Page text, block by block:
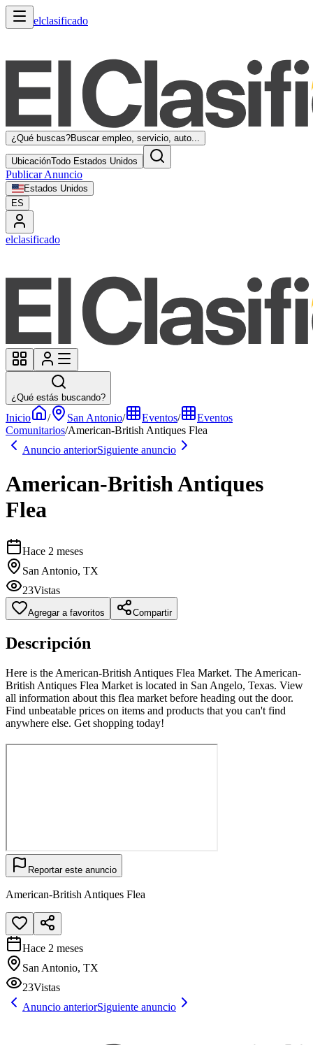
elclasificado
¿Qué buscas?Buscar empleo, servicio, auto...
UbicaciónTodo Estados Unidos
Publicar Anuncio
Estados Unidos
ES
elclasificado
¿Qué estás buscando?
Inicio / San Antonio/ Eventos/
Eventos
Comunitarios/American-British Antiques Flea
Anuncio anteriorSiguiente anuncio
American-British Antiques
Flea
Hace 2 meses
San Antonio, TX
23Vistas
Agregar a favoritos Compartir
Descripción
Here is the American-British Antiques Flea Market. The American-
British Antiques Flea Market is located in San Angelo, Texas. View
all information about this flea market before heading out the door.
Find unbeatable prices on items and products that you can't find
anywhere else. Get shopping today!
Reportar este anuncio
American-British Antiques Flea
Hace 2 meses
San Antonio, TX
23Vistas
Anuncio anteriorSiguiente anuncio